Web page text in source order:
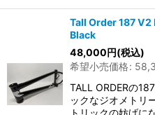
Tall Order 187
Black
48,000円(税込)
希望小売価格:
TALL ORDERの
ックなジオメトリ
トリックの妨げに